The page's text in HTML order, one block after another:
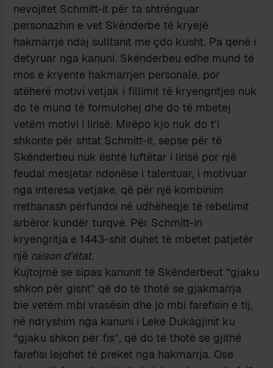
nevojitet Schmitt-it për ta shtrënguar
personazhin e vet Skënderbe të kryejë
hakmarrje ndaj sulltanit me çdo kusht. Pa qenë i
detyruar nga kanuni. Skënderbeu edhe mund të
mos e kryente hakmarrjen personale, por
atëherë motivi vetjak i fillimit të kryengritjes nuk
do të mund të formulohej dhe do të mbetej
vetëm motivi i lirisë. Mirëpo kjo nuk do t’i
shkonte për shtat Schmitt-it, sepse për të
Skënderbeu nuk është luftëtar i lirisë por një
feudal mesjetar ndonëse i talentuar, i motivuar
nga interesa vetjake, që për një kombinim
rrethanash përfundoi në udhëheqje të rebelimit
arbëror kundër turqve. Për Schmitt-in
kryengritja e 1443-shit duhet të mbetet patjetër
një raison d’état.
Kujtojmë se sipas kanunit të Skënderbeut “gjaku
shkon për gisht” që do të thotë se gjakmarrja
bie vetëm mbi vrasësin dhe jo mbi farefisin e tij,
në ndryshim nga kanuni i Leke Dukagjinit ku
“gjaku shkon për fis”, që do të thotë se gjithë
farefisi lejohet të preket nga hakmarrja. Ose